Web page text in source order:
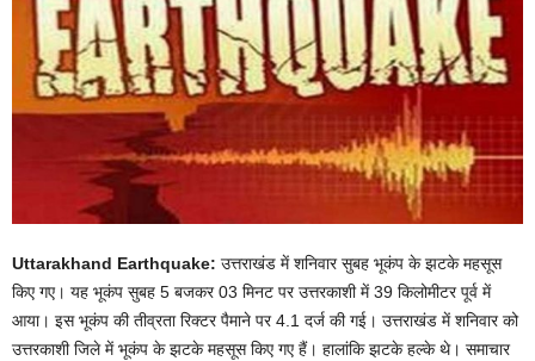
Uttarakhand Earthquake: उत्तराखंड में शनिवार सुबह भूकंप के झटके महसूस
किए गए। यह भूकंप सुबह 5 बजकर 03 मिनट पर उत्तरकाशी में 39 किलोमीटर पूर्व में
आया। इस भूकंप की तीव्रता रिक्टर पैमाने पर 4.1 दर्ज की गई। उत्तराखंड में शनिवार को
उत्तरकाशी जिले में भूकंप के झटके महसूस किए गए हैं। हालांकि झटके हल्के थे। समाचार